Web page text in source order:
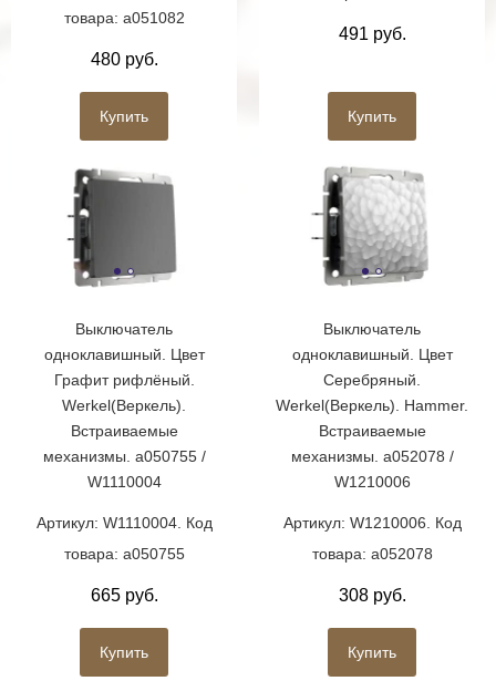
товара: a051082
480 руб.
Купить
491 руб.
Купить
Выключатель
одноклавишный. Цвет
Графит рифлёный.
Werkel(Веркель).
Встраиваемые
механизмы. a050755 /
W1110004
Артикул: W1110004. Код
товара: a050755
665 руб.
Купить
Выключатель
одноклавишный. Цвет
Серебряный.
Werkel(Веркель). Hammer.
Встраиваемые
механизмы. a052078 /
W1210006
Артикул: W1210006. Код
товара: a052078
308 руб.
Купить